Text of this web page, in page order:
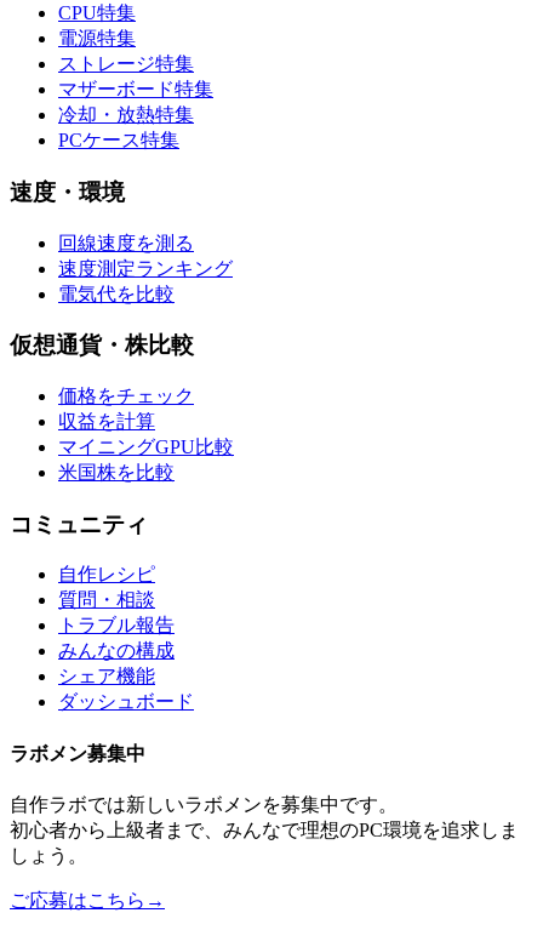
CPU特集
電源特集
ストレージ特集
マザーボード特集
冷却・放熱特集
PCケース特集
速度・環境
回線速度を測る
速度測定ランキング
電気代を比較
仮想通貨・株比較
価格をチェック
収益を計算
マイニングGPU比較
米国株を比較
コミュニティ
自作レシピ
質問・相談
トラブル報告
みんなの構成
シェア機能
ダッシュボード
ラボメン募集中
自作ラボでは新しいラボメンを募集中です。
初心者から上級者まで、みんなで理想のPC環境を追求しま
しょう。
ご応募はこちら →